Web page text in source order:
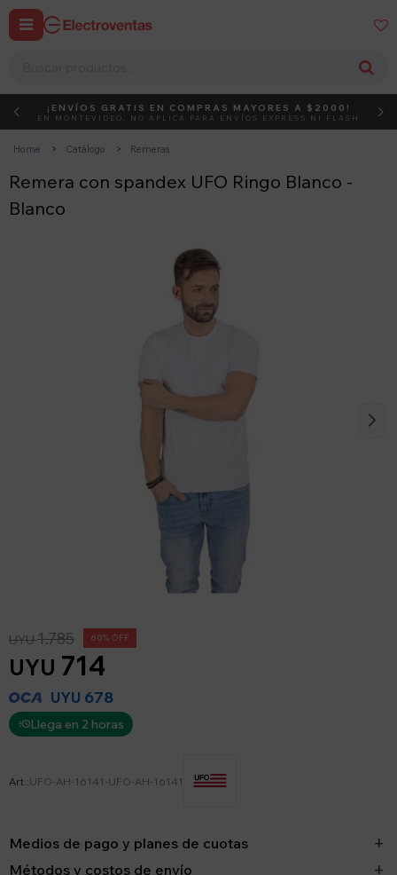
 
DEBUT ACTIVÁ EL CÓDIGO
¡ENVÍOS GRATIS EN COMPRAS MAYORES A $2000!
EN MONTEVIDEO, NO APLICA PARA ENVÍOS EXPRESS NI FLASH
Home Catálogo Remeras
Remera con spandex UFO Ringo Blanco -
Blanco
UYU 714
UYU1.785 60
UYU 678
Llega en 2 horas
UFO-AH-16141-UFO-AH-16141
Medios de pago y planes de cuotas
Métodos y costos de envío